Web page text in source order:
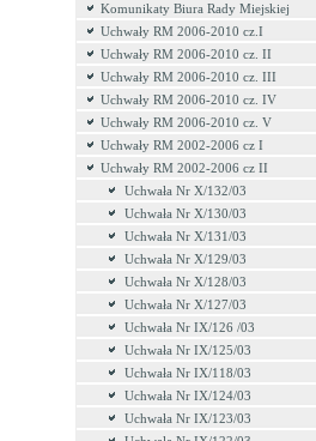
Komunikaty Biura Rady Miejskiej
Uchwały RM 2006-2010 cz.I
Uchwały RM 2006-2010 cz. II
Uchwały RM 2006-2010 cz. III
Uchwały RM 2006-2010 cz. IV
Uchwały RM 2006-2010 cz. V
Uchwały RM 2002-2006 cz I
Uchwały RM 2002-2006 cz II
Uchwała Nr X/132/03
Uchwała Nr X/130/03
Uchwała Nr X/131/03
Uchwała Nr X/129/03
Uchwała Nr X/128/03
Uchwała Nr X/127/03
Uchwała Nr IX/126 /03
Uchwała Nr IX/125/03
Uchwała Nr IX/118/03
Uchwała Nr IX/124/03
Uchwała Nr IX/123/03